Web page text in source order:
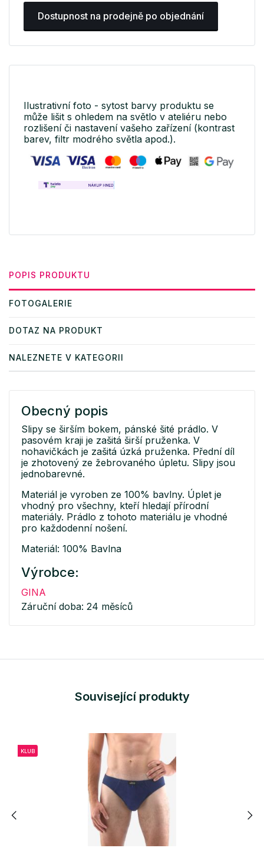
Dostupnost na prodejně po objednání
Ilustrativní foto - sytost barvy produktu se
může lišit s ohledem na světlo v ateliéru nebo
rozlišení či nastavení vašeho zařízení (kontrast
barev, filtr modrého světla apod.).
POPIS PRODUKTU
FOTOGALERIE
DOTAZ NA PRODUKT
NALEZNETE V KATEGORII
Obecný popis
Slipy se širším bokem, pánské šité prádlo. V
pasovém kraji je zašitá širší pruženka. V
nohavičkách je zašitá úzká pruženka. Přední díl
je zhotovený ze žebrovaného úpletu. Slipy jsou
jednobarevné.
Materiál je vyroben ze 100% bavlny. Úplet je
vhodný pro všechny, kteří hledají přírodní
materiály. Prádlo z tohoto materiálu je vhodné
pro každodenní nošení.
Materiál: 100% Bavlna
Výrobce:
GINA
Záruční doba: 24 měsíců
Související produkty
KLUB